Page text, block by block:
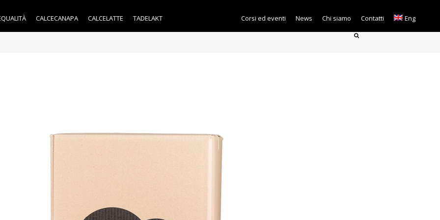
CALCECANAPA CALCELATTE TADELAKT Corsi ed eventi News Chi siamo Contatti Eng